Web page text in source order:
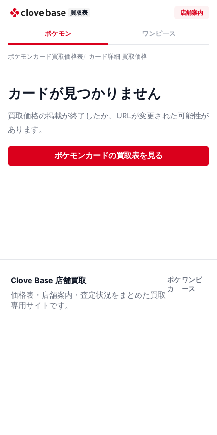
買取表 店舗案内
ポケモン ワンピース
ポケモンカード買取価格表 カード詳細 買取価格
カードが見つかりません
買取価格の掲載が終了したか、URLが変更された可能性が
あります。
ポケモンカードの買取表を見る
Clove Base 店舗買取
価格表・店舗案内・査定状況をまとめた買取
専用サイトです。
ポケ
カ
ワンピ
ース